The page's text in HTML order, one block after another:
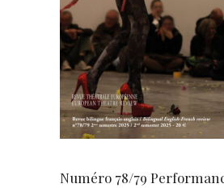
Numéro 78/79